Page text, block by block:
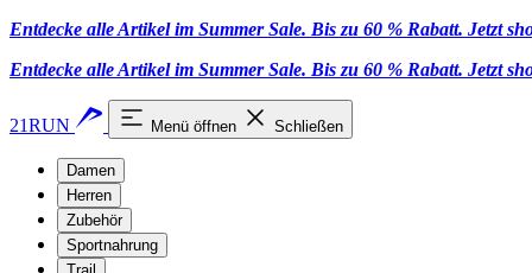
Entdecke alle Artikel im Summer Sale. Bis zu 60 % Rabatt. Jetzt
Entdecke alle Artikel im Summer Sale. Bis zu 60 % Rabatt. Jetzt
21RUN Menü öffnen Schließen
Damen
Herren
Zubehör
Sportnahrung